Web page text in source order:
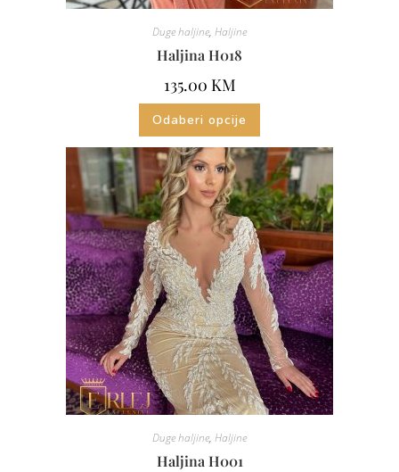
Duge haljine, Haljine
Haljina H018
135.00 KM
Odaberi opcije
Duge haljine, Haljine
Haljina H001